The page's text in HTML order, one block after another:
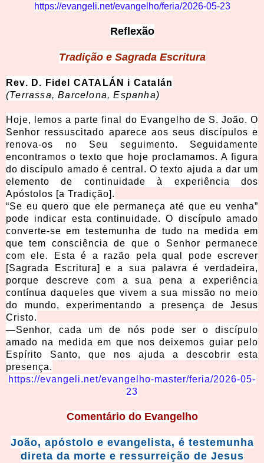
https://evangeli.net/evangelho/feria/2026-05-23
Reflexão
Tradição e Sagrada Escritura
Rev. D. Fidel CATALÁN i Catalán
(Terrassa, Barcelona, Espanha)
Hoje, lemos a parte final do Evangelho de S. João. O
Senhor ressuscitado aparece aos seus discípulos e
renova-os no Seu seguimento. Seguidamente
encontramos o texto que hoje proclamamos. A figura
do discípulo amado é central. O texto ajuda a dar um
elemento de continuidade à experiência dos
Apóstolos [a Tradição].
“Se eu quero que ele permaneça até que eu venha”
pode indicar esta continuidade. O discípulo amado
converte-se em testemunha de tudo na medida em
que tem consciência de que o Senhor permanece
com ele. Esta é a razão pela qual pode escrever
[Sagrada Escritura] e a sua palavra é verdadeira,
porque descreve com a sua pena a experiência
contínua daqueles que vivem a sua missão no meio
do mundo, experimentando a presença de Jesus
Cristo.
—Senhor, cada um de nós pode ser o discípulo
amado na medida em que nos deixemos guiar pelo
Espírito Santo, que nos ajuda a descobrir esta
presença.
https://evangeli.net/evangelho-master/feria/2026-05-
23
Comentáriodo Evangelho
João, apóstolo e evangelista, é testemunha
direta da morte e ressurreição de Jesus